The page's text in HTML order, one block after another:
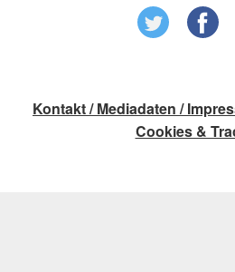
Kontakt / Mediadaten /
Cookies &